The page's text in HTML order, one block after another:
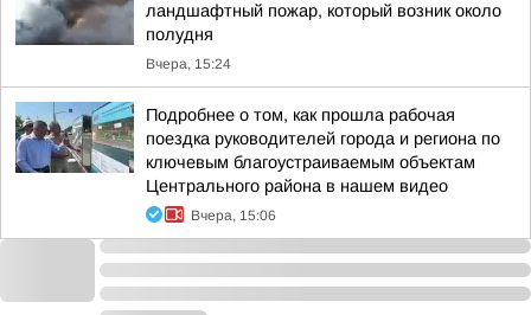
ландшафтный пожар, который возник около
полудня
Вчера, 15:24
Подробнее о том, как прошла рабочая
поездка руководителей города и региона по
ключевым благоустраиваемым объектам
Центрального района в нашем видео
Вчера, 15:06